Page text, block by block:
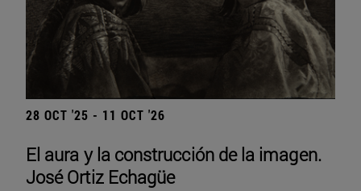
28 OCT '25 - 11 OCT '26
El aura y la construcción de la imagen.
José Ortiz Echagüe